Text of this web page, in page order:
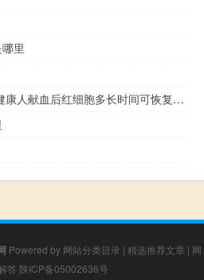
里
献血红细胞有什么危害（健康人献血后红细胞多长时间可恢复正常）
Powered by 网站分类目录 | 精选推荐文章 | 网
答 陕ICP备05002636号